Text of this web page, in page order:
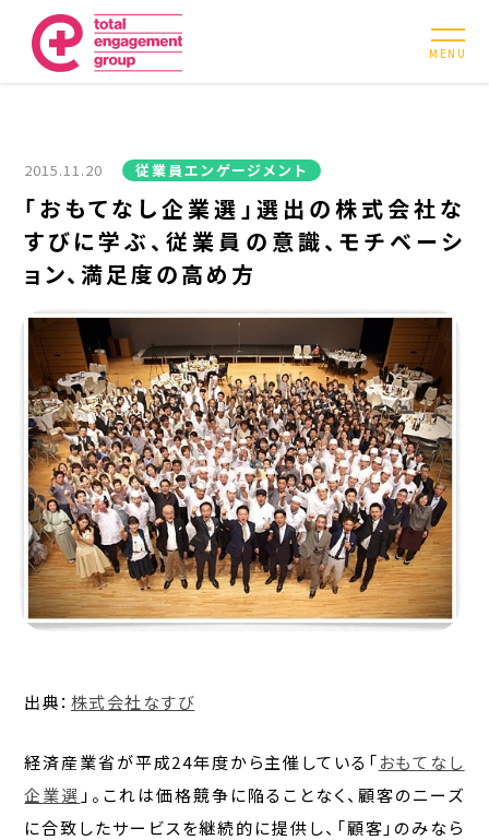
MENU
2015.11.20 従業員エンゲージメント
「おもてなし企業選」選出の株式会社な
すびに学ぶ、従業員の意識、モチベーシ
ョン、満足度の高め方
出典： 株式会社なすび
経済産業省が平成24年度から主催している「おもてなし
企業選 」。これは価格競争に陥ることなく、顧客のニーズ
に合致したサービスを継続的に提供し、「顧客」のみなら